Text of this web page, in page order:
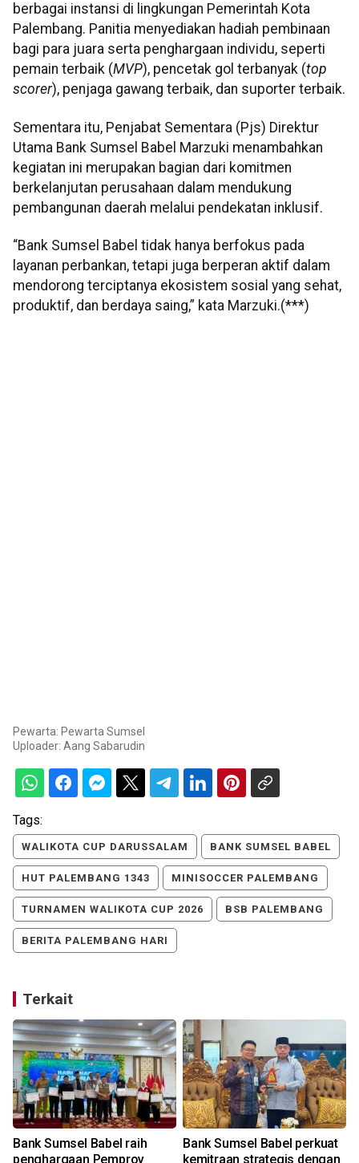
berbagai instansi di lingkungan Pemerintah Kota
Palembang. Panitia menyediakan hadiah pembinaan
bagi para juara serta penghargaan individu, seperti
pemain terbaik (MVP), pencetak gol terbanyak (top
scorer), penjaga gawang terbaik, dan suporter terbaik.
Sementara itu, Penjabat Sementara (Pjs) Direktur
Utama Bank Sumsel Babel Marzuki menambahkan
kegiatan ini merupakan bagian dari komitmen
berkelanjutan perusahaan dalam mendukung
pembangunan daerah melalui pendekatan inklusif.
“Bank Sumsel Babel tidak hanya berfokus pada
layanan perbankan, tetapi juga berperan aktif dalam
mendorong terciptanya ekosistem sosial yang sehat,
produktif, dan berdaya saing,” kata Marzuki.(***)
Pewarta: Pewarta Sumsel
Uploader: Aang Sabarudin
Tags:
WALIKOTA CUP DARUSSALAM BANK SUMSEL BABEL
HUT PALEMBANG 1343 MINISOCCER PALEMBANG
TURNAMEN WALIKOTA CUP 2026 BSB PALEMBANG
BERITA PALEMBANG HARI
Terkait
Bank Sumsel Babel raih
penghargaan Pemprov
Bank Sumsel Babel perkuat
kemitraan strategis dengan